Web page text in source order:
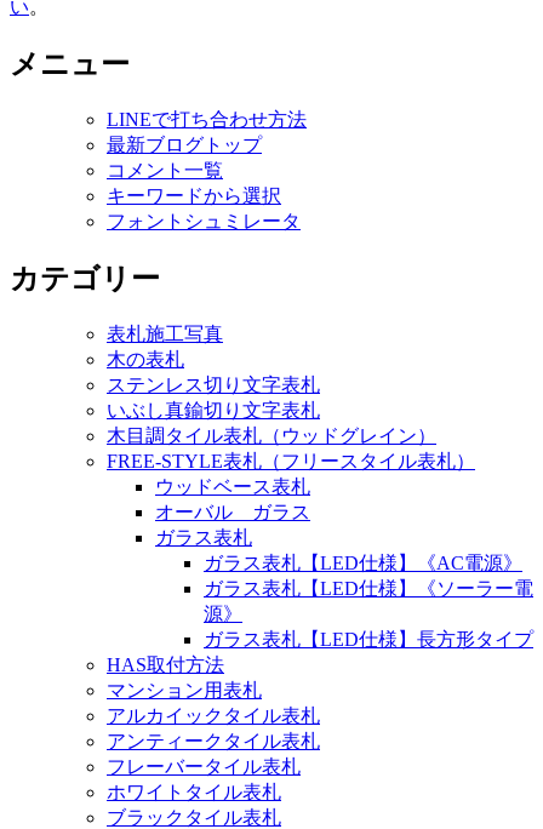
い。
メニュー
LINEで打ち合わせ方法
最新ブログトップ
コメント一覧
キーワードから選択
フォントシュミレータ
カテゴリー
表札施工写真
木の表札
ステンレス切り文字表札
いぶし真鍮切り文字表札
木目調タイル表札（ウッドグレイン）
FREE-STYLE表札（フリースタイル表札）
ウッドベース表札
オーバル ガラス
ガラス表札
ガラス表札【LED仕様】《AC電源》
ガラス表札【LED仕様】《ソーラー電
源》
ガラス表札【LED仕様】長方形タイプ
HAS取付方法
マンション用表札
アルカイックタイル表札
アンティークタイル表札
フレーバータイル表札
ホワイトタイル表札
ブラックタイル表札